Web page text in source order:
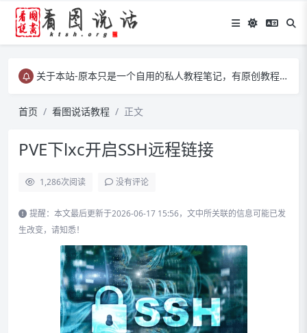
关于本站-原本只是一个自用的私人教程笔记，有原创教程、有转载教程等……
首页
看图说话教程 正文
PVE下lxc开启SSH远程链接
1,286次阅读 没有评论
提醒：本文最后更新于2026-06-17 15:56，文中所关联的信息可能已发
生改变，请知悉！